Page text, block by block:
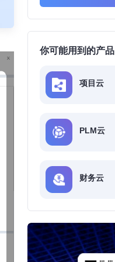
你可能用到的产品
项目云
PLM云
财务云